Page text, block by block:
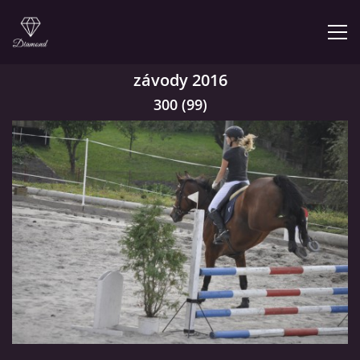
NABÍZÍME
PRODEJNA JEZDECKÝCH POTŘEB
FOTOALBUM
KONTAKT
KONĚ JK MIRA
závody 2016
300 (99)